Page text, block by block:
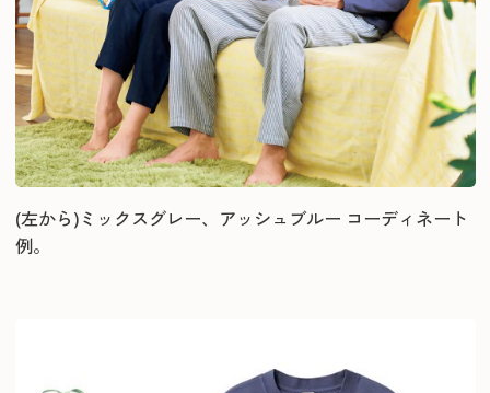
(左から)ミックスグレー、アッシュブルー コーディネート
例。